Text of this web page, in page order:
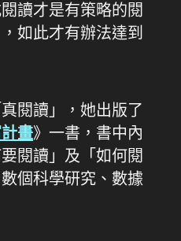
讀才是有策略的閱
如此才有辦法達到
閱讀」，她出版了
畫》一書，書中內
閱讀」及「如何閱
個科學研究、數據